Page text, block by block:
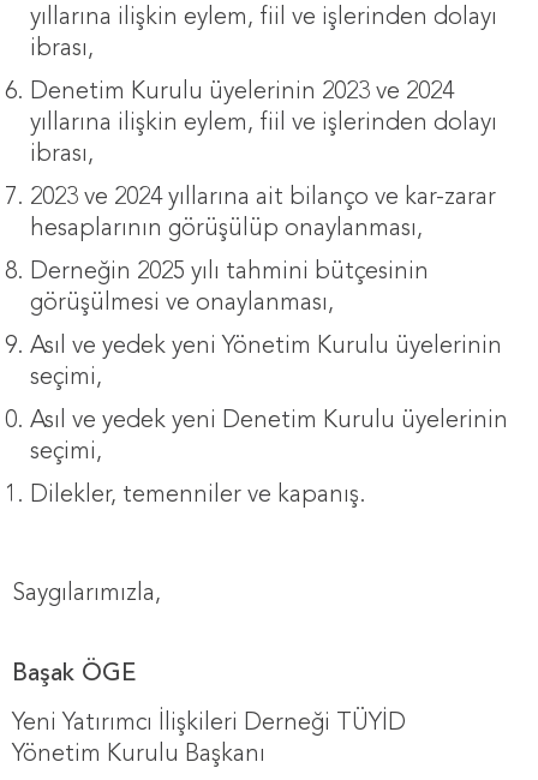
yıllarına ilişkin eylem, fiil ve işlerinden dolayı
ibrası,
Denetim Kurulu üyelerinin 2023 ve 2024
yıllarına ilişkin eylem, fiil ve işlerinden dolayı
ibrası,
2023 ve 2024 yıllarına ait bilanço ve kar-zarar
hesaplarının görüşülüp onaylanması,
Derneğin 2025 yılı tahmini bütçesinin
görüşülmesi ve onaylanması,
Asıl ve yedek yeni Yönetim Kurulu üyelerinin
seçimi,
Asıl ve yedek yeni Denetim Kurulu üyelerinin
seçimi,
Dilekler, temenniler ve kapanış.
Saygılarımızla,
Başak ÖGE
Yeni Yatırımcı İlişkileri Derneği TÜYİD
Yönetim Kurulu Başkanı